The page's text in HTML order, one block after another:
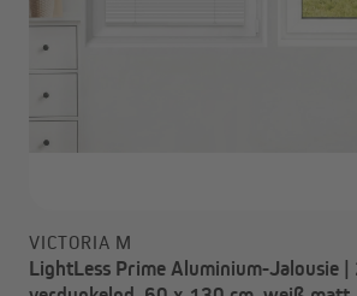
VICTORIA M
LightLess Prime Aluminium-Jalousie |